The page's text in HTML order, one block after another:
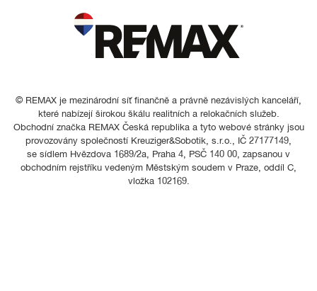
© REMAX je mezinárodní síť finančně a právně nezávislých kanceláří,
které nabízejí širokou škálu realitních a relokačních služeb.
Obchodní značka REMAX Česká republika a tyto webové stránky jsou
provozovány společností Kreuziger&Sobotik, s.r.o., IČ 27177149,
se sídlem Hvězdova 1689/2a, Praha 4, PSČ 140 00, zapsanou v
obchodním rejstříku vedeným Městským soudem v Praze, oddíl C,
vložka 102169.